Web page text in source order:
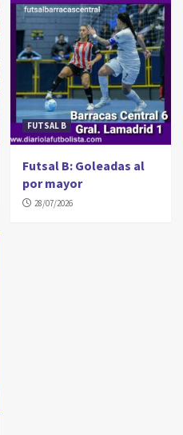
FUTSAL B
Futsal B: Goleadas al
por mayor
28/07/2026